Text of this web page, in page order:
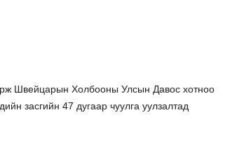
Швейцарын Холбооны Улсын Давос хотноо
засгийн 47 дугаар чуулга уулзалтад